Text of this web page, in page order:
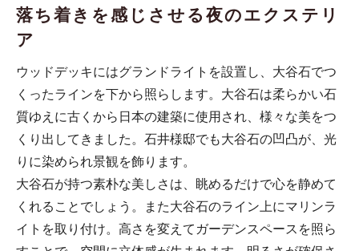
落ち着きを感じさせる夜のエクステリ
ア
ウッドデッキにはグランドライトを設置し、大谷石でつ
くったラインを下から照らします。大谷石は柔らかい石
質ゆえに古くから日本の建築に使用され、様々な美をつ
くり出してきました。石井様邸でも大谷石の凹凸が、光
りに染められ景観を飾ります。
大谷石が持つ素朴な美しさは、眺めるだけで心を静めて
くれることでしょう。また大谷石のライン上にマリンラ
イトを取り付け。高さを変えてガーデンスペースを照ら